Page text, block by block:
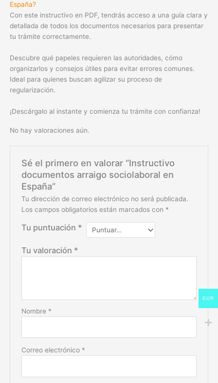
España?
Con este instructivo en PDF, tendrás acceso a una guía clara y
detallada de todos los documentos necesarios para presentar
tu trámite correctamente.
Descubre qué papeles requieren las autoridades, cómo
organizarlos y consejos útiles para evitar errores comunes.
Ideal para quienes buscan agilizar su proceso de
regularización.
¡Descárgalo al instante y comienza tu trámite con confianza!
No hay valoraciones aún.
Sé el primero en valorar “Instructivo
documentos arraigo sociolaboral en
España”
Tu dirección de correo electrónico no será publicada.
Los campos obligatorios están marcados con *
Tu puntuación *
Tu valoración *
Nombre *
Correo electrónico *
EUR